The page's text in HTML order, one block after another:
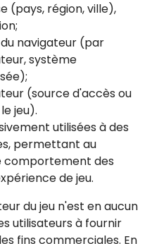
(pays, région, ville),
navigateur (par
système
(source d'accès ou
jeu).
utilisées à des
permettant au
comportement des
de jeu.
du jeu n'est en aucun
utilisateurs à fournir
fins commerciales. En